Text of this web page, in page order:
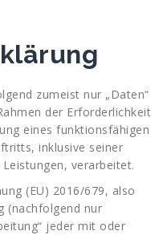
zumeist nur „Daten“
der Erforderlichkeit
eines funktionsfähigen
inklusive seiner
verarbeitet.
(EU) 2016/679, also
(nachfolgend nur
jeder mit oder